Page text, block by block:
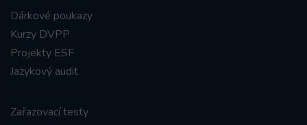
Dárkové poukazy
Kurzy DVPP
Projekty ESF
Jazykový audit
Zařazovací testy